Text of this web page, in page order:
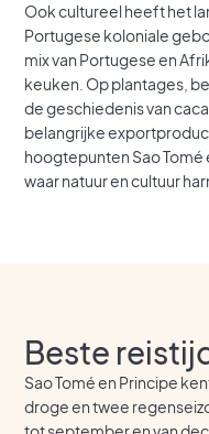
Ook cultureel heeft het
Portugese koloniale
mix van Portugese en
keuken. Op plantages,
de geschiedenis van
belangrijke
hoogtepunten Sao
waar natuur en cultuur
Beste
Sao Tomé en Principe
droge en twee